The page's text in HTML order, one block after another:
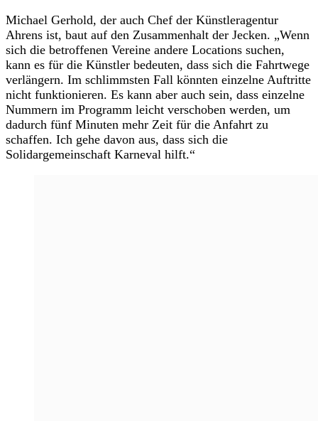
Michael Gerhold, der auch Chef der Künstleragentur
Ahrens ist, baut auf den Zusammenhalt der Jecken. „Wenn
sich die betroffenen Vereine andere Locations suchen,
kann es für die Künstler bedeuten, dass sich die Fahrtwege
verlängern. Im schlimmsten Fall könnten einzelne Auftritte
nicht funktionieren. Es kann aber auch sein, dass einzelne
Nummern im Programm leicht verschoben werden, um
dadurch fünf Minuten mehr Zeit für die Anfahrt zu
schaffen. Ich gehe davon aus, dass sich die
Solidargemeinschaft Karneval hilft.“